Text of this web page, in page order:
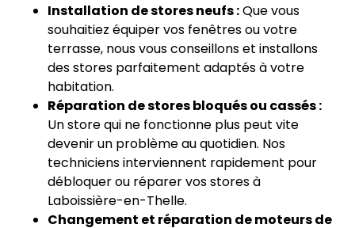
Installation de stores neufs :Que vous
souhaitiez équiper vos fenêtres ou votre
terrasse, nous vous conseillons et installons
des stores parfaitement adaptés à votre
habitation.
Réparation de stores bloqués ou cassés :
Un store qui ne fonctionne plus peut vite
devenir un problème au quotidien. Nos
techniciens interviennent rapidement pour
débloquer ou réparer vos stores à
Laboissière-en-Thelle.
Changement et réparation de moteurs de